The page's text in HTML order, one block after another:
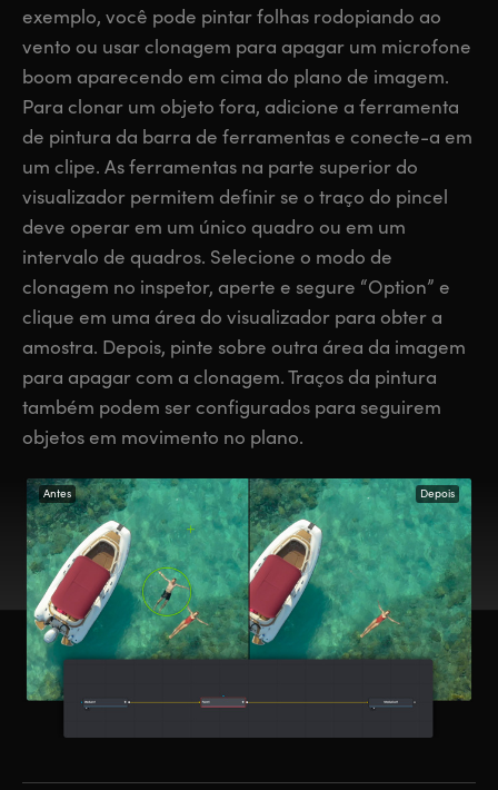
exemplo, você pode pintar folhas rodopiando ao
vento ou usar clonagem para apagar um microfone
boom aparecendo em cima do plano de imagem.
Para clonar um objeto fora, adicione a ferramenta
de pintura da barra de ferramentas e conecte-a em
um clipe. As ferramentas na parte superior do
visualizador permitem definir se o traço do pincel
deve operar em um único quadro ou em um
intervalo de quadros. Selecione o modo de
clonagem no inspetor, aperte e segure “Option” e
clique em uma área do visualizador para obter a
amostra. Depois, pinte sobre outra área da imagem
para apagar com a clonagem. Traços da pintura
também podem ser configurados para seguirem
objetos em movimento no plano.
Antes Depois